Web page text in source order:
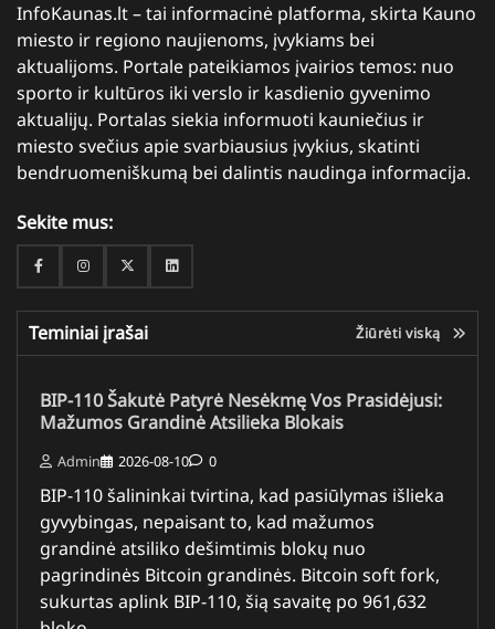
InfoKaunas.lt – tai informacinė platforma, skirta Kauno
miesto ir regiono naujienoms, įvykiams bei
aktualijoms. Portale pateikiamos įvairios temos: nuo
sporto ir kultūros iki verslo ir kasdienio gyvenimo
aktualijų. Portalas siekia informuoti kauniečius ir
miesto svečius apie svarbiausius įvykius, skatinti
bendruomeniškumą bei dalintis naudinga informacija.
Sekite mus:
FacebookInstagramTwitterLinkedin
Teminiai įrašai Žiūrėti viską
BIP-110 Šakutė Patyrė Nesėkmę Vos Prasidėjusi:
Mažumos Grandinė Atsilieka Blokais
Admin 2026-08-10 0
BIP-110 šalininkai tvirtina, kad pasiūlymas išlieka
gyvybingas, nepaisant to, kad mažumos
grandinė atsiliko dešimtimis blokų nuo
pagrindinės Bitcoin grandinės. Bitcoin soft fork,
sukurtas aplink BIP-110, šią savaitę po 961,632